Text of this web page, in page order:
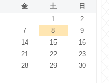
金 土
日
1
2
7 8
9
14 15
16
21 22
23
28 29
30